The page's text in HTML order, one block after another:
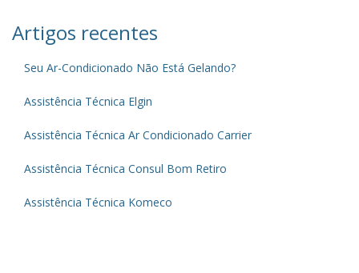
Artigos recentes
Seu Ar-Condicionado Não Está Gelando?
Assistência Técnica Elgin
Assistência Técnica Ar Condicionado Carrier
Assistência Técnica Consul Bom Retiro
Assistência Técnica Komeco